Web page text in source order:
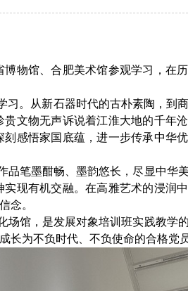
物馆、合肥美术馆参观学习，在
习。从新石器时代的古朴素陶，到
文物无声诉说着江淮大地的千年
感悟家国底蕴，进一步传承中华
品笔墨酣畅、墨韵悠长，尽显中华
现有机交融。在高雅艺术的浸润
念。
场馆，是发展对象培训班实践教学
为不负时代、不负使命的合格党员